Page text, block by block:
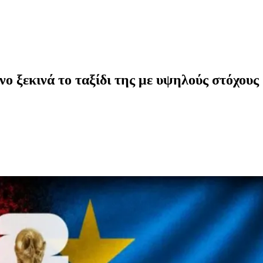
το ταξίδι της με υψηλούς στόχους